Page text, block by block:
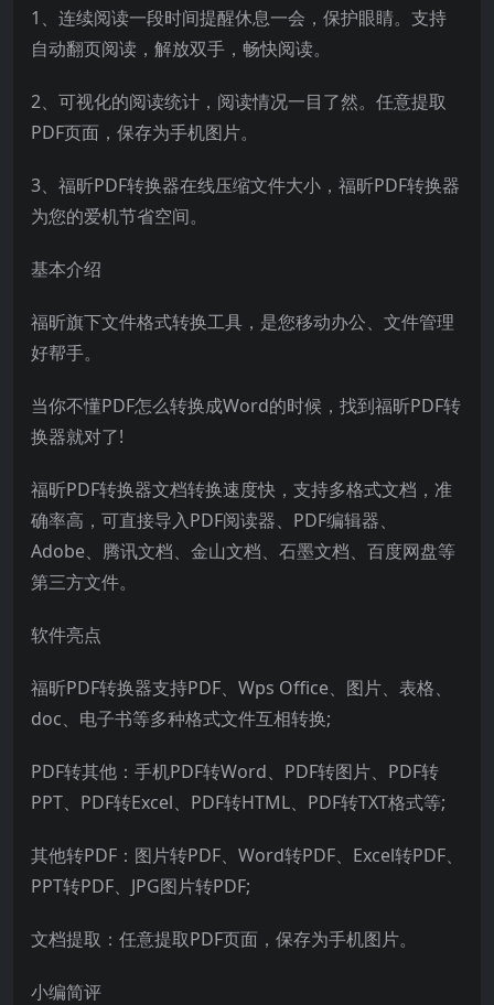
1、连续阅读一段时间提醒休息一会，保护眼睛。支持
自动翻页阅读，解放双手，畅快阅读。
2、可视化的阅读统计，阅读情况一目了然。任意提取
PDF页面，保存为手机图片。
3、福昕PDF转换器在线压缩文件大小，福昕PDF转换器
为您的爱机节省空间。
基本介绍
福昕旗下文件格式转换工具，是您移动办公、文件管理
好帮手。
当你不懂PDF怎么转换成Word的时候，找到福昕PDF转
换器就对了!
福昕PDF转换器文档转换速度快，支持多格式文档，准
确率高，可直接导入PDF阅读器、PDF编辑器、
Adobe、腾讯文档、金山文档、石墨文档、百度网盘等
第三方文件。
软件亮点
福昕PDF转换器支持PDF、Wps Office、图片、表格、
doc、电子书等多种格式文件互相转换;
PDF转其他：手机PDF转Word、PDF转图片、PDF转
PPT、PDF转Excel、PDF转HTML、PDF转TXT格式等;
其他转PDF：图片转PDF、Word转PDF、Excel转PDF、
PPT转PDF、JPG图片转PDF;
文档提取：任意提取PDF页面，保存为手机图片。
小编简评